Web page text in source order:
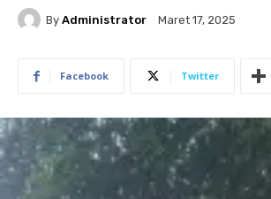
By Administrator Maret 17, 2025
Facebook Twitter